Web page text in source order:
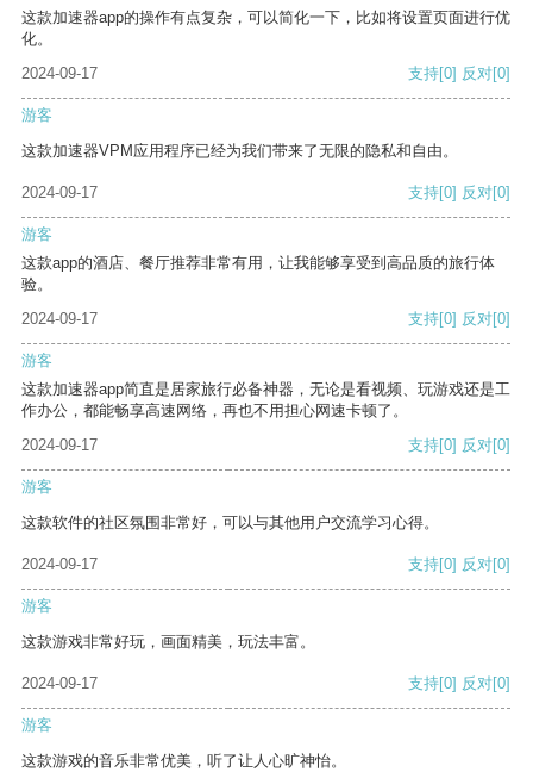
这款加速器app的操作有点复杂，可以简化一下，比如将设置页面进行优
化。
2024-09-17
支持[0] 反对[0]
游客
这款加速器VPM应用程序已经为我们带来了无限的隐私和自由。
2024-09-17 支持[0] 反对[0]
游客
这款app的酒店、餐厅推荐非常有用，让我能够享受到高品质的旅行体
验。
2024-09-17
支持[0] 反对[0]
游客
这款加速器app简直是居家旅行必备神器，无论是看视频、玩游戏还是工
作办公，都能畅享高速网络，再也不用担心网速卡顿了。
2024-09-17
支持[0] 反对[0]
游客
这款软件的社区氛围非常好，可以与其他用户交流学习心得。
2024-09-17 支持[0] 反对[0]
游客
这款游戏非常好玩，画面精美，玩法丰富。
2024-09-17 支持[0] 反对[0]
游客
这款游戏的音乐非常优美，听了让人心旷神怡。